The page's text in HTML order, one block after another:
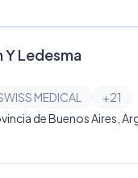
Y Ledesma
MEDICAL +21